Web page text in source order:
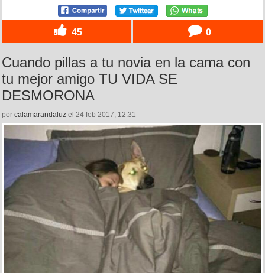
45 0
Cuando pillas a tu novia en la cama con
tu mejor amigo TU VIDA SE
DESMORONA
por calamarandaluz el 24 feb 2017, 12:31